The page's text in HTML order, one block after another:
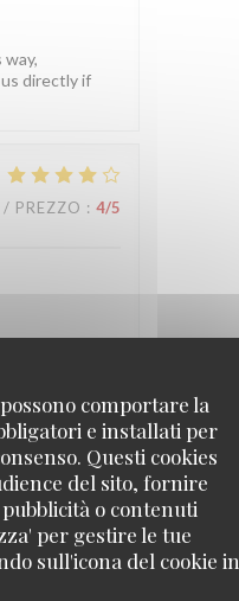
comportare la
e installati per
Questi cookies
del sito, fornire
o contenuti
per gestire le tue
sull'icona del cookie in
directly if
PREZZO : 4/5
À
PREZZO: 4/5